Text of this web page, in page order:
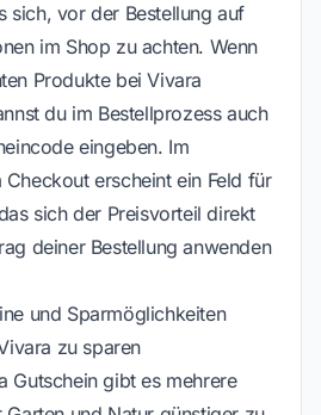
sich, vor der Bestellung auf
im Shop zu achten. Wenn
Produkte bei Vivara
du im Bestellprozess auch
eingeben. Im
erscheint ein Feld für
sich der Preisvorteil direkt
deiner Bestellung anwenden
und Sparmöglichkeiten
zu sparen
Gutschein gibt es mehrere